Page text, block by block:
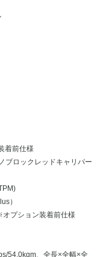
着前仕様
ブロックレッドキャリパー
）
プション装着前仕様
54.0kgm、全長×全幅×全